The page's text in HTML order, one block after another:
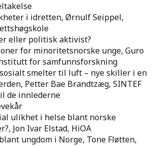
i idretten, Ørnulf Seippel,
eller politisk aktivist?
for minoritetsnorske unge, Guro
for samfunnsforskning
smelter til luft – nye skiller i en
Petter Bae Brandtzæg, SINTEF
de innlederne
ulikhet i helse blant norske
Jon Ivar Elstad, HiOA
ungdom i Norge, Tone Fløtten,